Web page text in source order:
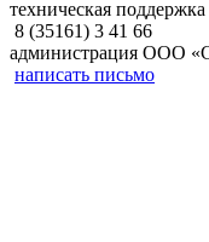
техническая поддержка
8 (35161) 3 41 66
администрация ООО
написать письмо